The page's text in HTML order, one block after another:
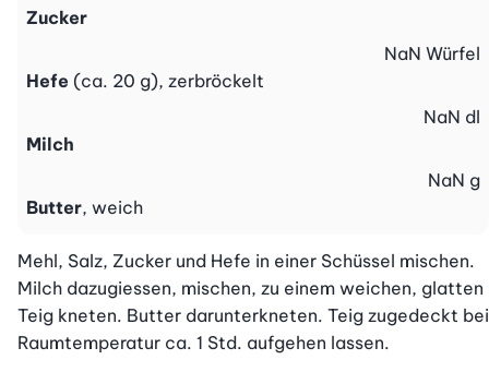
Zucker
Hefe (ca. 20 g), zerbröckelt
NaN Würfel
Milch
NaN dl
Butter, weich
NaN g
Mehl, Salz, Zucker und Hefe in einer Schüssel mischen.
Milch dazugiessen, mischen, zu einem weichen, glatten
Teig kneten. Butter darunterkneten. Teig zugedeckt bei
Raumtemperatur ca. 1 Std. aufgehen lassen.